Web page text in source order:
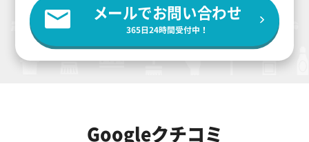
メールでお問い合わせ
365日24時間受付中！
Googleクチコミ